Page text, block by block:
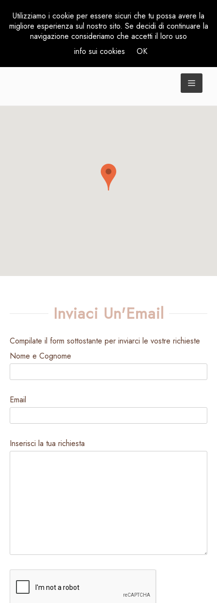
Inviaci Un'Email
Compilate il form sottostante per inviarci le vostre richieste
Nome e Cognome
Email
Inserisci la tua richiesta
Utilizziamo i cookie per essere sicuri che tu possa avere la
migliore esperienza sul nostro sito. Se decidi di continuare la
navigazione consideriamo che accetti il loro uso
info sui cookies
OK